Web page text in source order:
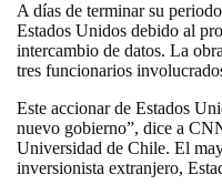
A días de terminar su
Estados Unidos debido al
intercambio de datos. La
tres funcionarios
Este accionar de Estados
nuevo gobierno”, dice a
Universidad de Chile. El
inversionista extranjero,